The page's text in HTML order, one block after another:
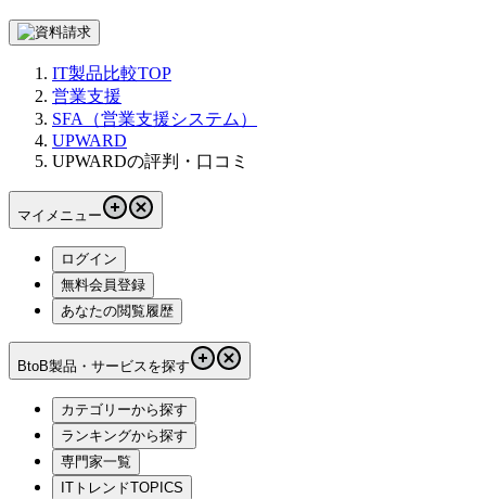
IT製品比較TOP
営業支援
SFA（営業支援システム）
UPWARD
UPWARDの評判・口コミ
マイメニュー
ログイン
無料会員登録
あなたの閲覧履歴
BtoB製品・サービスを探す
カテゴリーから探す
ランキングから探す
専門家一覧
ITトレンドTOPICS